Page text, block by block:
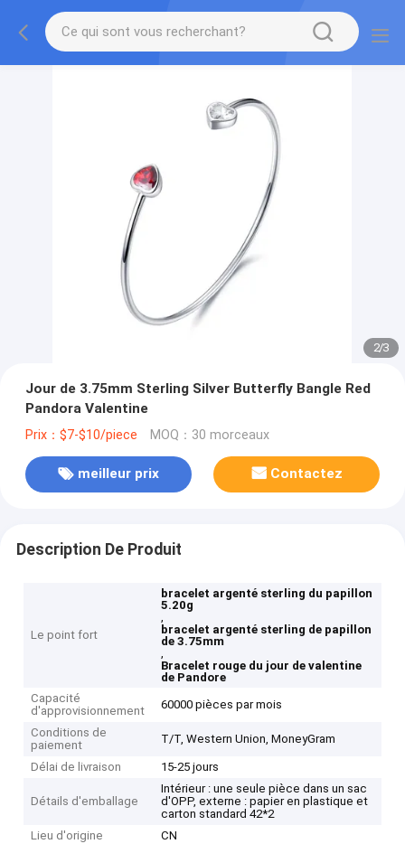
2/3
Jour de 3.75mm Sterling Silver Butterfly Bangle Red
Pandora Valentine
Prix：$7-$10/piece MOQ：30 morceaux
meilleur prix Contactez
Description De Produit
Le point fort
bracelet argenté sterling du papillon
5.20g
,
bracelet argenté sterling de papillon
de 3.75mm
,
Bracelet rouge du jour de valentine
de Pandore
Capacité
d'approvisionnement
60000 pièces par mois
Conditions de
paiement
T/T, Western Union, MoneyGram
Délai de livraison 15-25 jours
Détails d'emballage
Intérieur : une seule pièce dans un sac
d'OPP, externe : papier en plastique et
carton standard 42*2
Lieu d'origine
CN